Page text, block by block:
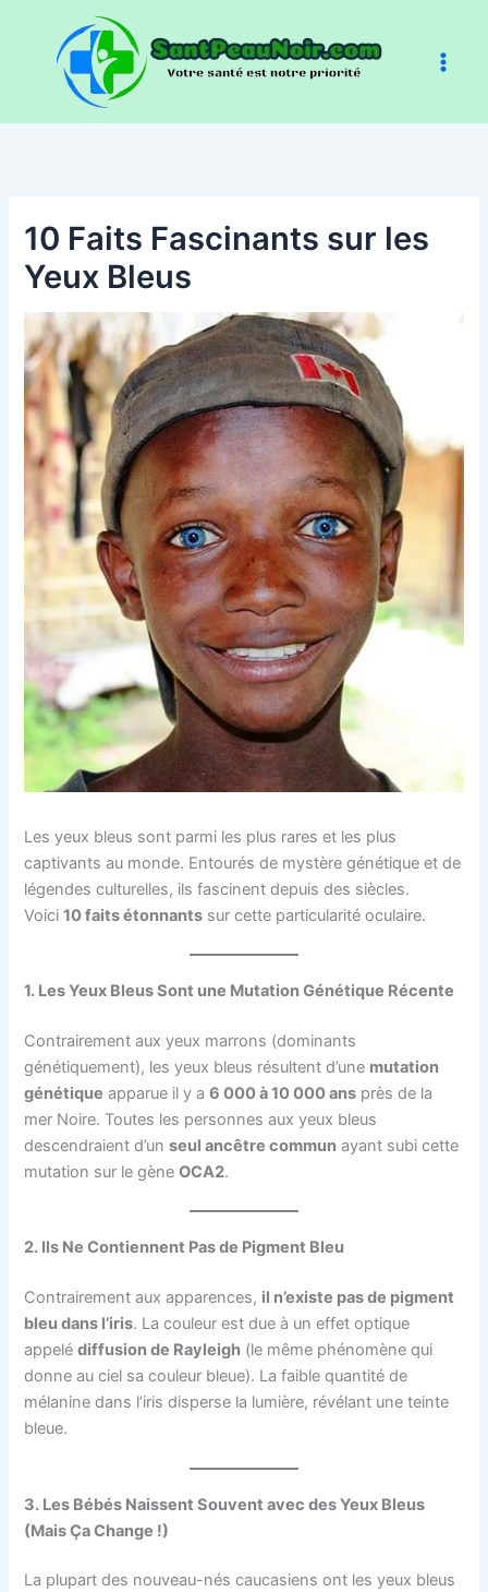
contenu
10 Faits Fascinants sur les
Yeux Bleus
Les yeux bleus sont parmi les plus rares et les plus
captivants au monde. Entourés de mystère génétique et de
légendes culturelles, ils fascinent depuis des siècles.
Voici10 faits étonnants sur cette particularité oculaire.
1. Les Yeux Bleus Sont une Mutation Génétique Récente
Contrairement aux yeux marrons (dominants
génétiquement), les yeux bleus résultent d’une mutation
génétique apparue il y a6 000 à 10 000 ans près de la
mer Noire. Toutes les personnes aux yeux bleus
descendraient d’unseul ancêtre commun ayant subi cette
mutation sur le gèneOCA2.
2. Ils Ne Contiennent Pas de Pigment Bleu
Contrairement aux apparences, il n’existe pas de pigment
bleu dans l’iris. La couleur est due à un effet optique
appelédiffusion de Rayleigh (le même phénomène qui
donne au ciel sa couleur bleue). La faible quantité de
mélanine dans l’iris disperse la lumière, révélant une teinte
bleue.
3. Les Bébés Naissent Souvent avec des Yeux Bleus
(Mais Ça Change !)
La plupart des nouveau-nés caucasiens ont les yeux bleus